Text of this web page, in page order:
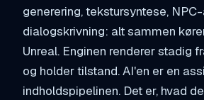
generering, tekstursyntese,
dialogskrivning: alt sammen
Unreal. Enginen renderer stadig
og holder tilstand. AI'en er en
indholdspipelinen. Det er, hvad